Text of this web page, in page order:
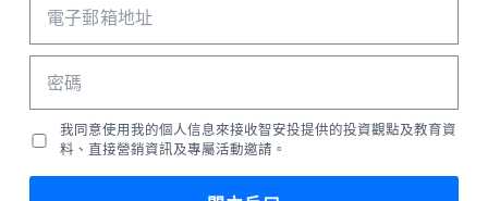
我同意使用我的個人信息來接收智安投提供的投資觀點及教育資
料、直接營銷資訊及專屬活動邀請。